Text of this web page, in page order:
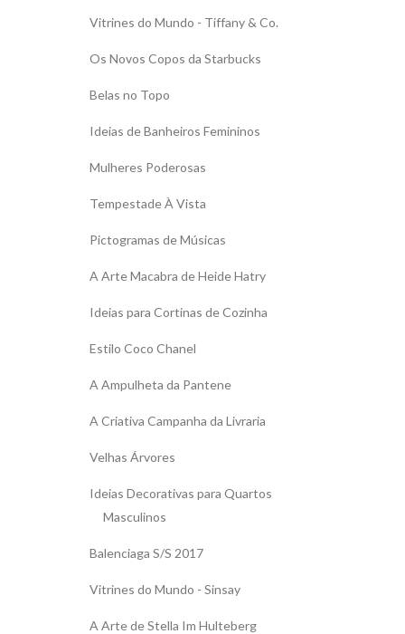
Vitrines do Mundo - Tiffany & Co.
Os Novos Copos da Starbucks
Belas no Topo
Ideias de Banheiros Femininos
Mulheres Poderosas
Tempestade À Vista
Pictogramas de Músicas
A Arte Macabra de Heide Hatry
Ideias para Cortinas de Cozinha
Estilo Coco Chanel
A Ampulheta da Pantene
A Criativa Campanha da Livraria
Velhas Árvores
Ideias Decorativas para Quartos
Masculinos
Balenciaga S/S 2017
Vitrines do Mundo - Sinsay
A Arte de Stella Im Hulteberg